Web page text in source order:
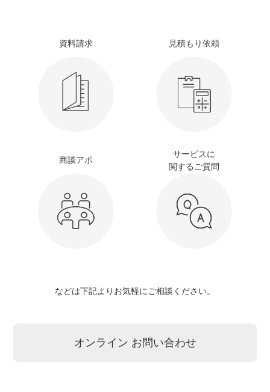
資料請求 見積もり依頼
商談アポ
サービスに
関するご質問
などは下記よりお気軽にご相談ください。
オンライン お問い合わせ